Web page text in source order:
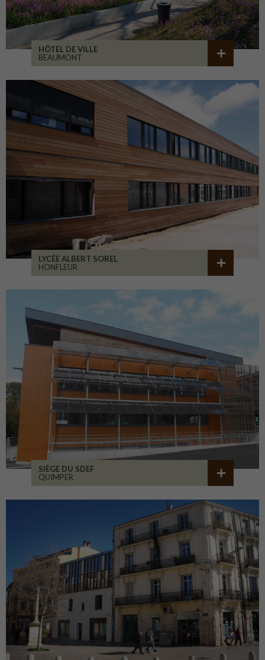
HÔTEL DE VILLE
BEAUMONT
LYCÉE ALBERT SOREL
HONFLEUR
SIÈGE DU SDEF
QUIMPER